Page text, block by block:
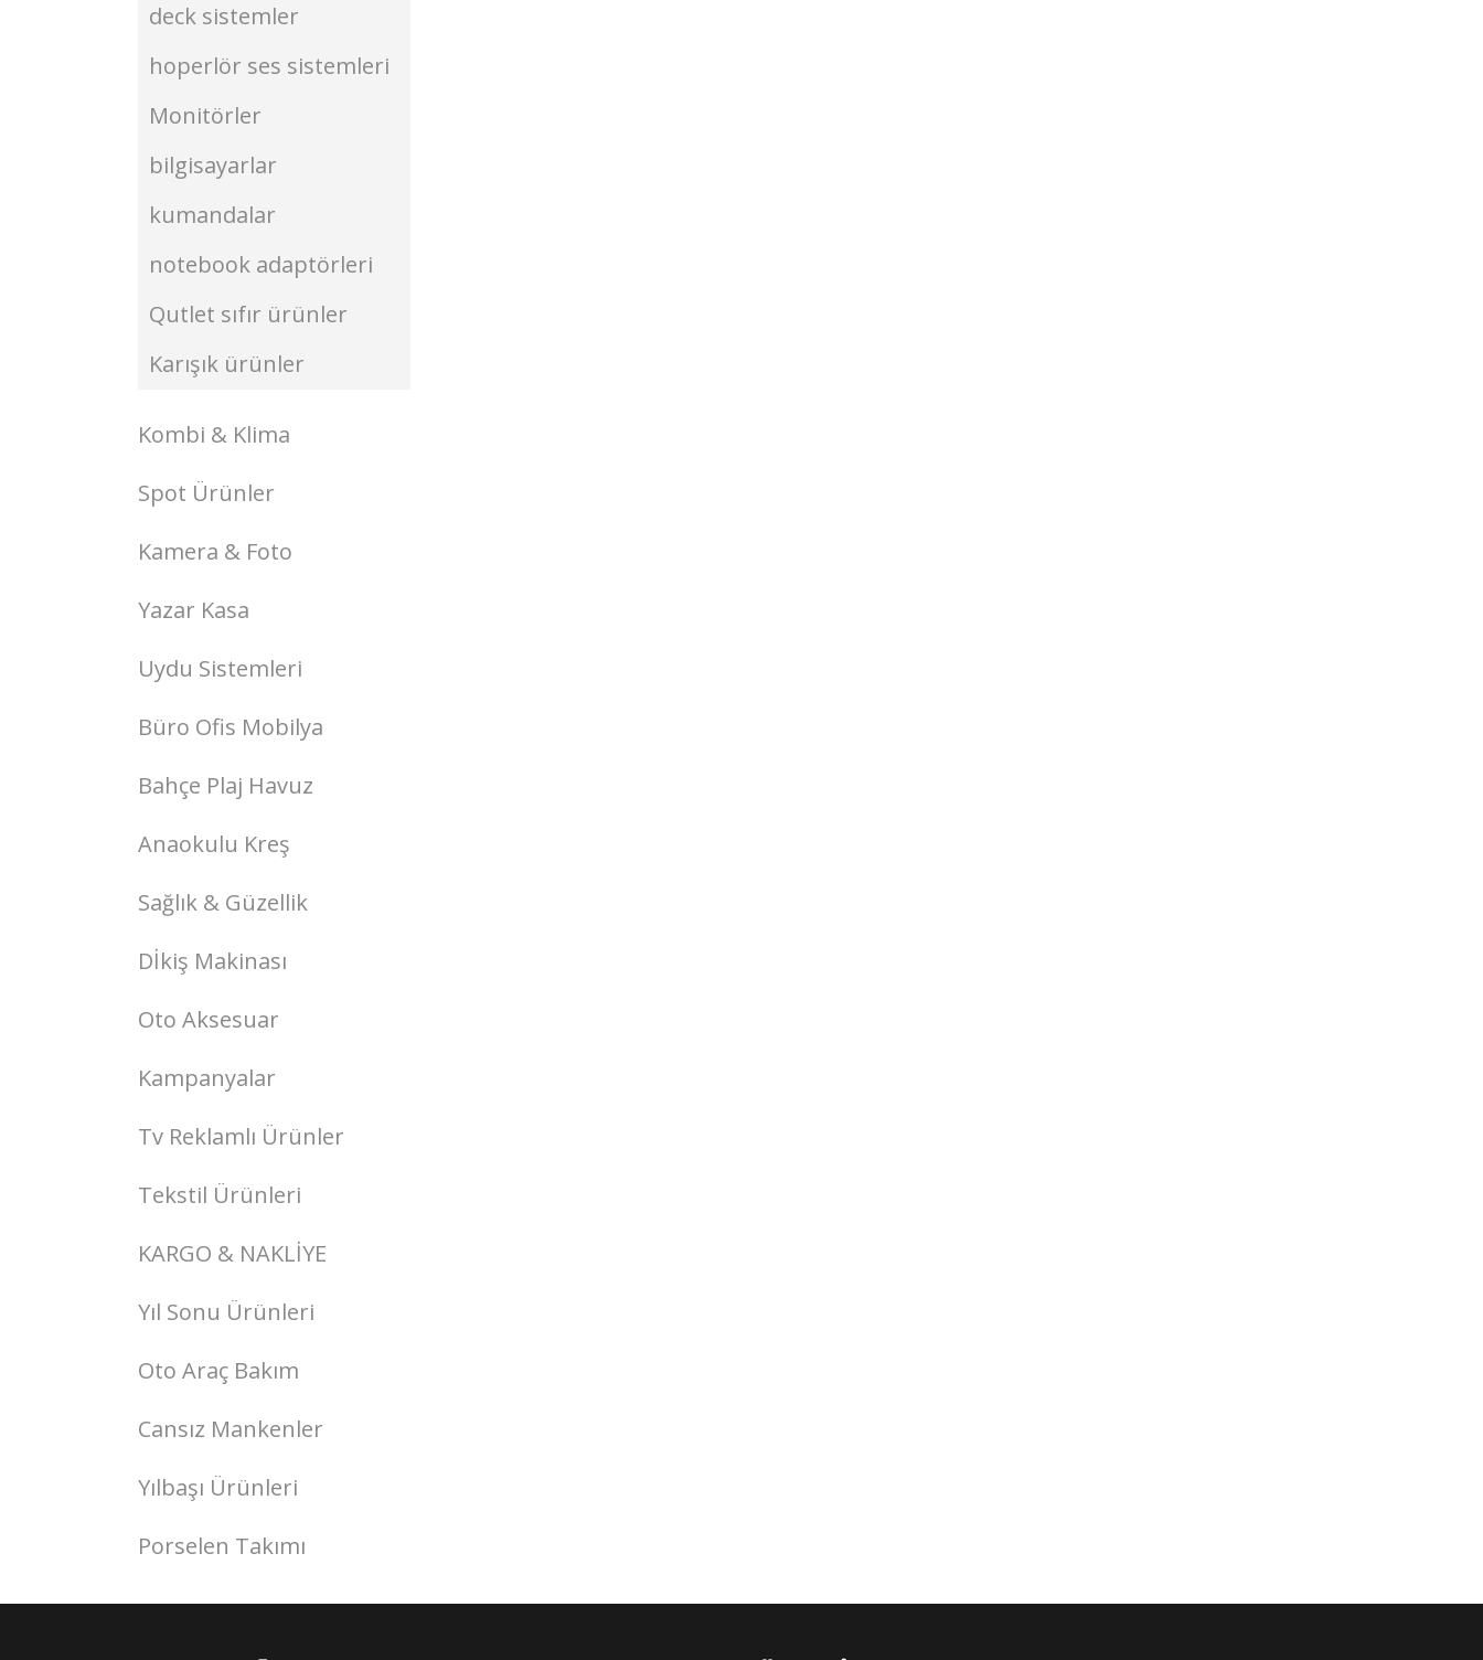
deck sistemler
hoperlör ses sistemleri
Monitörler
bilgisayarlar
kumandalar
notebook adaptörleri
Qutlet sıfır ürünler
Karışık ürünler
Kombi & Klima
Spot Ürünler
Kamera & Foto
Yazar Kasa
Uydu Sistemleri
Büro Ofis Mobilya
Bahçe Plaj Havuz
Anaokulu Kreş
Sağlık & Güzellik
Dİkiş Makinası
Oto Aksesuar
Kampanyalar
Tv Reklamlı Ürünler
Tekstil Ürünleri
KARGO & NAKLİYE
Yıl Sonu Ürünleri
Oto Araç Bakım
Cansız Mankenler
Yılbaşı Ürünleri
Porselen Takımı